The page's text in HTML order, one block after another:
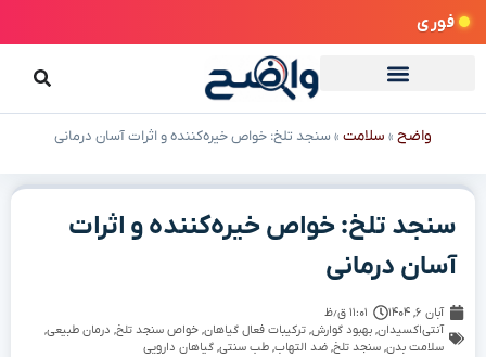
فوری
واضح » سلامت »سنجد تلخ: خواص خیره‌کننده و اثرات آسان درمانی
سنجد تلخ: خواص خیره‌کننده و اثرات
آسان درمانی
آبان ۶, ۱۴۰۴
۱۱:۰۱ ق٫ظ
آنتی‌اکسیدان, بهبود گوارش, ترکیبات فعال گیاهان, خواص سنجد تلخ, درمان طبیعی,
سلامت بدن, سنجد تلخ, ضد التهاب, طب سنتی, گیاهان دارویی